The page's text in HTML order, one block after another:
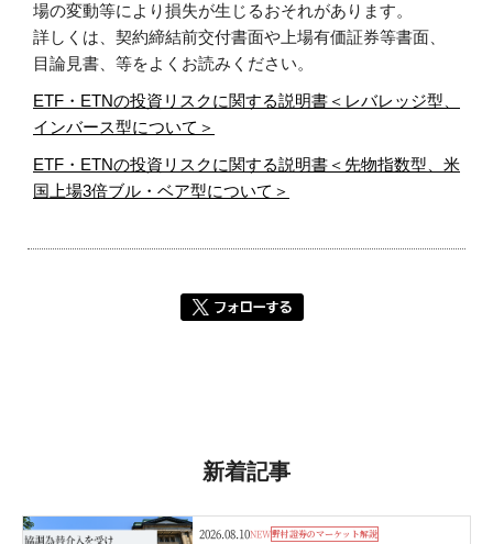
場の変動等により損失が生じるおそれがあります。
詳しくは、契約締結前交付書面や上場有価証券等書面、
目論見書、等をよくお読みください。
ETF・ETNの投資リスクに関する説明書＜レバレッジ型、
インバース型について＞
ETF・ETNの投資リスクに関する説明書＜先物指数型、米
国上場3倍ブル・ベア型について＞
新着記事
2026.08.10NEW野村證券のマーケット解説